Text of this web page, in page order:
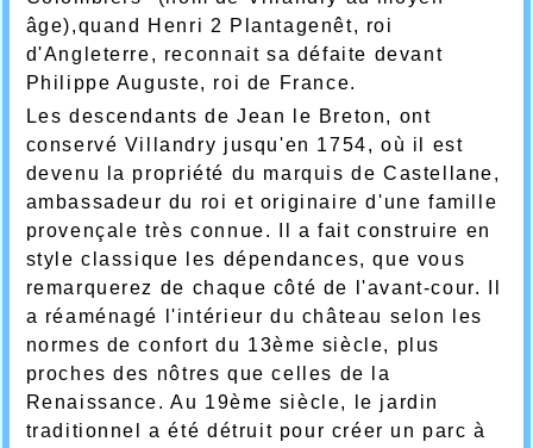
âge),quand Henri 2 Plantagenêt, roi
d'Angleterre, reconnait sa défaite devant
Philippe Auguste, roi de France.
Les descendants de Jean le Breton, ont
conservé Villandry jusqu'en 1754, où il est
devenu la propriété du marquis de Castellane,
ambassadeur du roi et originaire d'une famille
provençale très connue. Il a fait construire en
style classique les dépendances, que vous
remarquerez de chaque côté de l'avant-cour. Il
a réaménagé l'intérieur du château selon les
normes de confort du 13ème siècle, plus
proches des nôtres que celles de la
Renaissance. Au 19ème siècle, le jardin
traditionnel a été détruit pour créer un parc à